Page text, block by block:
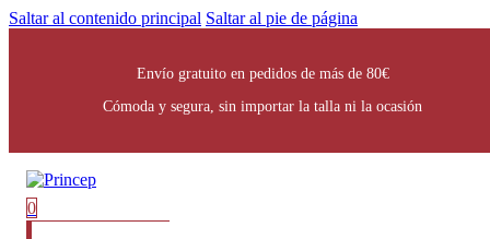
Saltar al contenido principal Saltar al pie de página
Envío gratuito en pedidos de más de 80€
Cómoda y segura, sin importar la talla ni la ocasión
0